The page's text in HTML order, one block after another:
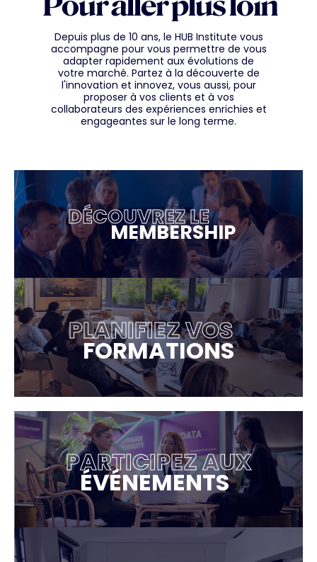
Depuis plus de 10 ans, le HUB Institute vous
accompagne pour vous permettre de vous
adapter rapidement aux évolutions de
votre marché. Partez à la découverte de
l'innovation et innovez, vous aussi, pour
proposer à vos clients et à vos
collaborateurs des expériences enrichies et
engageantes sur le long terme.
DÉCOUVREZ LE
MEMBERSHIP
PLANIFIEZ VOS
FORMATIONS
PARTICIPEZ AUX
ÉVÉNEMENTS